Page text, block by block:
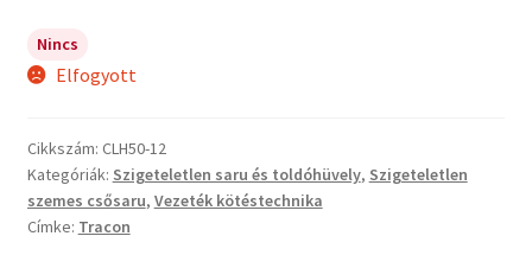
Nincs
Elfogyott
Cikkszám: CLH50-12
Kategóriák: Szigeteletlen saru és toldóhüvely, Szigeteletlen
szemes csősaru, Vezeték kötéstechnika
Címke: Tracon